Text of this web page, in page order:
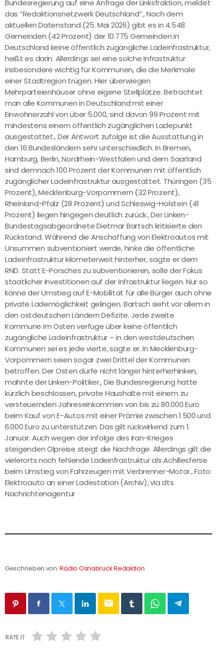
Bundesregierung auf eine Anfrage der Linksfraktion, meldet
das “Redaktionsnetzwerk Deutschland”., Nach dem
aktuellen Datenstand (25. Mai 2026) gibt es in 4.548
Gemeinden (42 Prozent) der 10.775 Gemeinden in
Deutschland keine öffentlich zugängliche Ladeinfrastruktur,
heißt es darin. Allerdings sei eine solche Infrastruktur
insbesondere wichtig für Kommunen, die die Merkmale
einer Stadtregion trügen. Hier überwiegen
Mehrparteienhäuser ohne eigene Stellplätze. Betrachtet
man alle Kommunen in Deutschland mit einer
Einwohnerzahl von über 5.000, sind davon 99 Prozent mit
mindestens einem öffentlich zugänglichen Ladepunkt
ausgestattet., Der Antwort zufolge ist die Ausstattung in
den 16 Bundesländern sehr unterschiedlich. In Bremen,
Hamburg, Berlin, Nordrhein-Westfalen und dem Saarland
sind demnach 100 Prozent der Kommunen mit öffentlich
zugänglicher Ladeinfrastruktur ausgestattet. Thüringen (35
Prozent), Mecklenburg-Vorpommern (32 Prozent),
Rheinland-Pfalz (28 Prozent) und Schleswig-Holstein (41
Prozent) liegen hingegen deutlich zurück., Der Linken-
Bundestagsabgeordnete Dietmar Bartsch kritisierte den
Rückstand. Während die Anschaffung von Elektroautos mit
Unsummen subventioniert werde, hinke die öffentliche
Ladeinfrastruktur kilometerweit hinterher, sagte er dem
RND. Statt E-Porsches zu subventionieren, solle der Fokus
staatlicher Investitionen auf der Infrastruktur liegen. Nur so
könne der Umstieg auf E-Mobilität für alle Bürger auch ohne
private Lademöglichkeit gelingen. Bartsch sieht vor allem in
den ostdeutschen Ländern Defizite. Jede zweite
Kommune im Osten verfüge über keine öffentlich
zugängliche Ladeinfrastruktur – in den westdeutschen
Kommunen sei es jede vierte, sagte er. In Mecklenburg-
Vorpommern seien sogar zwei Drittel der Kommunen
betroffen. Der Osten dürfe nicht länger hinterherhinken,
mahnte der Linken-Politiker., Die Bundesregierung hatte
kürzlich beschlossen, private Haushalte mit einem zu
versteuernden Jahreseinkommen von bis zu 80.000 Euro
beim Kauf von E-Autos mit einer Prämie zwischen 1.500 und
6.000 Euro zu unterstützen. Das gilt rückwirkend zum 1.
Januar. Auch wegen der infolge des Iran-Krieges
steigenden Ölpreise steigt die Nachfrage. Allerdings gilt die
vielerorts noch fehlende Ladeinfrastruktur als Achillesferse
beim Umstieg von Fahrzeugen mit Verbrenner-Motor., Foto:
Elektroauto an einer Ladestation (Archiv), via dts
Nachrichtenagentur
Geschrieben von:Radio Osnabrück Redaktion
email
RATE IT